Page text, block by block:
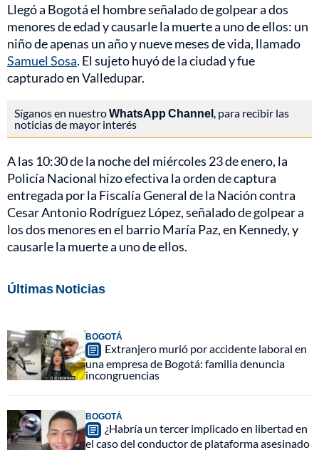
Llegó a Bogotá el hombre señalado de golpear a dos
menores de edad y causarle la muerte a uno de ellos: un
niño de apenas un año y nueve meses de vida, llamado
Samuel Sosa. El sujeto huyó de la ciudad y fue
capturado en Valledupar.
Síganos en nuestroWhatsApp Channel , para recibir las
noticias de mayor interés
A las 10:30 de la noche del miércoles 23 de enero, la
Policía Nacional hizo efectiva la orden de captura
entregada por la Fiscalía General de la Nación contra
Cesar Antonio Rodríguez López, señalado de golpear a
los dos menores en el barrio María Paz, en Kennedy, y
causarle la muerte a uno de ellos.
Últimas Noticias
BOGOTÁ
Extranjero murió por accidente laboral en
una empresa de Bogotá: familia denuncia
incongruencias
BOGOTÁ
¿Habría un tercer implicado en libertad en
el caso del conductor de plataforma asesinado